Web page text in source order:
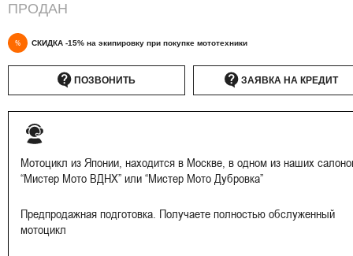
ПРОДАН
% СКИДКА -15% на экипировку при покупке мототехники
ПОЗВОНИТЬ ЗАЯВКА НА КРЕДИТ
Мотоцикл из Японии, находится в Москве, в одном из наших
“Мистер Мото ВДНХ” или “Мистер Мото Дубровка”
Предпродажная подготовка. Получаете полностью обслуженный
мотоцикл